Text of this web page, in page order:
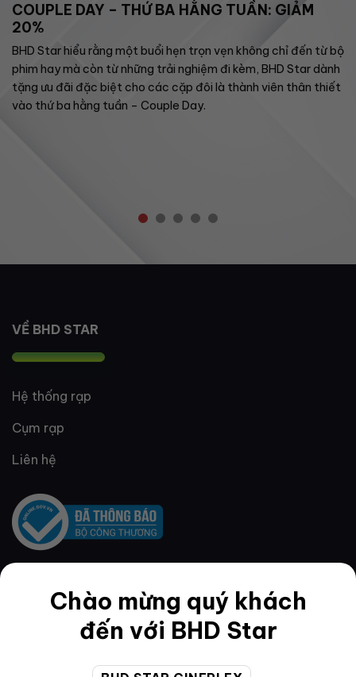
Chào mừng quý khách
đến với BHD Star
COUPLE DAY – THỨ BA HẰNG TUẦN: GIẢM
20%
BHD Star hiểu rằng một buổi hẹn trọn vẹn không chỉ đến từ bộ
phim hay mà còn từ những trải nghiệm đi kèm, BHD Star dành
tặng ưu đãi đặc biệt cho các cặp đôi là thành viên thân thiết
vào thứ ba hằng tuần – Couple Day.
VỀ BHD STAR
Hệ thống rạp
Cụm rạp
Liên hệ
QUY ĐỊNH & ĐIỀU KHOẢN
Quy định thành viên